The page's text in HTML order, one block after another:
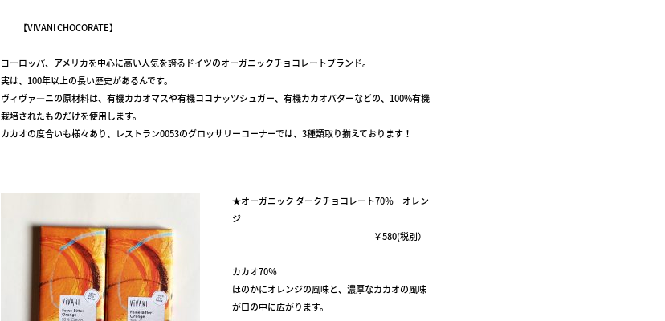
【VIVANI CHOCORATE】
ヨーロッパ、アメリカを中心に高い人気を誇るドイツのオーガニックチョコレートブランド。
実は、100年以上の長い歴史があるんです。
ヴィヴァ―ニの原材料は、有機カカオマスや有機ココナッツシュガー、有機カカオバターなどの、100%有機
栽培されたものだけを使用します。
カカオの度合いも様々あり、レストラン0053のグロッサリーコーナーでは、3種類取り揃えております！
★オーガニック ダークチョコレート70％ オレン
ジ
￥580(税別）
カカオ70％
ほのかにオレンジの風味と、濃厚なカカオの風味
が口の中に広がります。